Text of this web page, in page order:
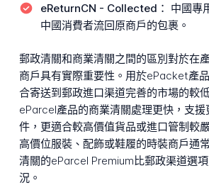
eReturnCN - Collected： 中國專
中國消費者流回原商戶的包裹。
郵政清關和商業清關之間的區別對於在
商戶具有實際重要性。用於ePacket產
合寄送到郵政進口渠道完善的市場的較
eParcel產品的商業清關處理更快，支援
件，更適合較高價值貨品或進口管制較
高價位服裝、配飾或鞋履的時裝商戶通
清關的eParcel Premium比郵政渠道選
況。